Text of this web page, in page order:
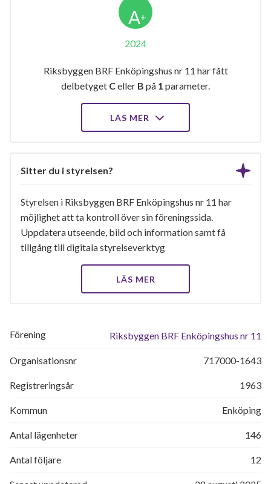
A+
2024
Riksbyggen BRF Enköpingshus nr 11 har fått
delbetyget Celler B på 1 parameter.
LÄS MER
Sitter du i styrelsen?
Styrelsen i Riksbyggen BRF Enköpingshus nr 11 har
möjlighet att ta kontroll över sin föreningssida.
Uppdatera utseende, bild och information samt få
tillgång till digitala styrelseverktyg
LÄS MER
Förening Riksbyggen BRF Enköpingshus nr 11
Organisationsnr 717000-1643
Registreringsår 1963
Kommun Enköping
Antal lägenheter 146
Antal följare 12